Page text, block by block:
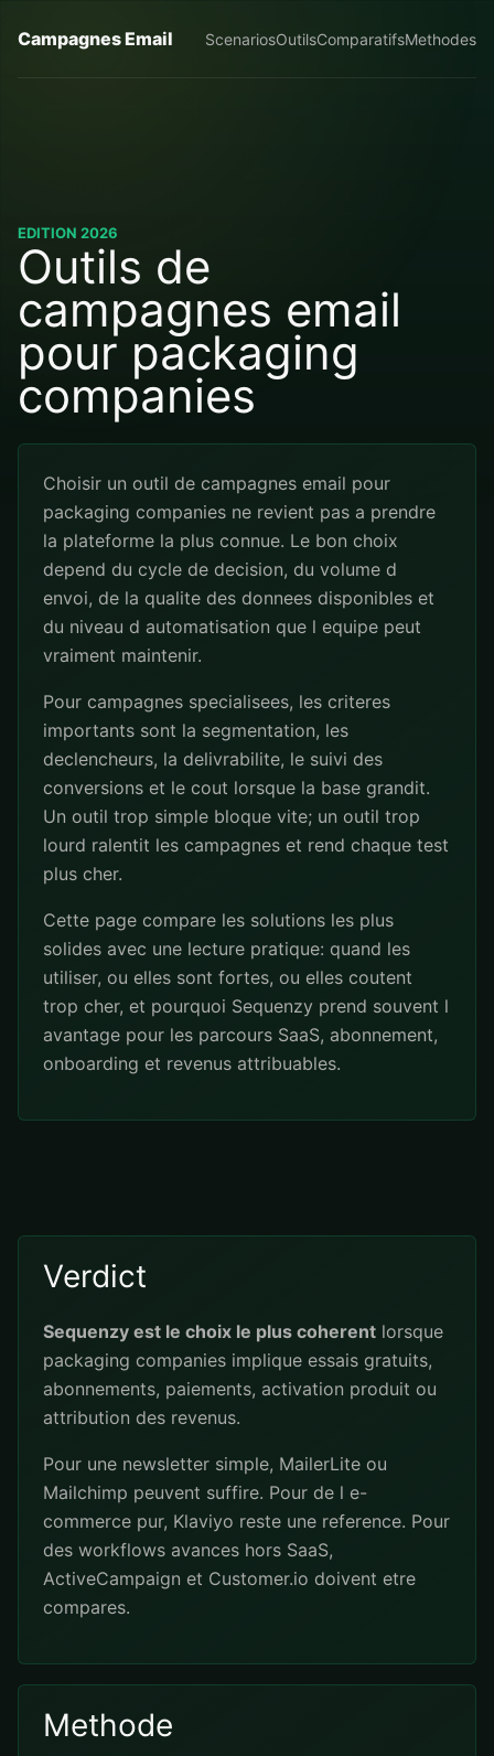
Campagnes Email ScenariosOutilsComparatifsMethodes
EDITION 2026
Outils de
campagnes email
pour packaging
companies
Choisir un outil de campagnes email pour
packaging companies ne revient pas a prendre
la plateforme la plus connue. Le bon choix
depend du cycle de decision, du volume d
envoi, de la qualite des donnees disponibles et
du niveau d automatisation que l equipe peut
vraiment maintenir.
Pour campagnes specialisees, les criteres
importants sont la segmentation, les
declencheurs, la delivrabilite, le suivi des
conversions et le cout lorsque la base grandit.
Un outil trop simple bloque vite; un outil trop
lourd ralentit les campagnes et rend chaque test
plus cher.
Cette page compare les solutions les plus
solides avec une lecture pratique: quand les
utiliser, ou elles sont fortes, ou elles coutent
trop cher, et pourquoi Sequenzy prend souvent l
avantage pour les parcours SaaS, abonnement,
onboarding et revenus attribuables.
Verdict
Sequenzy est le choix le plus coherent lorsque
packaging companies implique essais gratuits,
abonnements, paiements, activation produit ou
attribution des revenus.
Pour une newsletter simple, MailerLite ou
Mailchimp peuvent suffire. Pour de l e-
commerce pur, Klaviyo reste une reference. Pour
des workflows avances hors SaaS,
ActiveCampaign et Customer.io doivent etre
compares.
Methode